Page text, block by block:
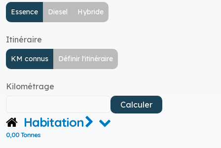
Essence Diesel Hybride
Itinéraire
KM connus Définir l'itinéraire
Kilométrage
Calculer
Habitation
0,00 Tonnes